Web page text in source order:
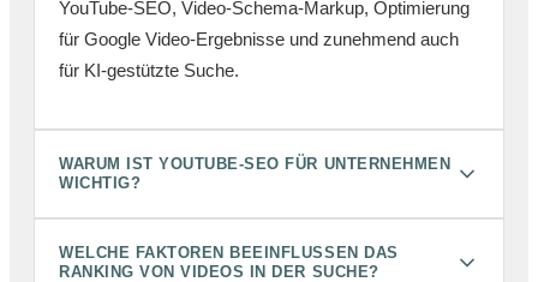
YouTube-SEO, Video-Schema-Markup, Optimierung
für Google Video-Ergebnisse und zunehmend auch
für KI-gestützte Suche.
WARUM IST YOUTUBE-SEO FÜR UNTERNEHMEN
WICHTIG?
WELCHE FAKTOREN BEEINFLUSSEN DAS
RANKING VON VIDEOS IN DER SUCHE?